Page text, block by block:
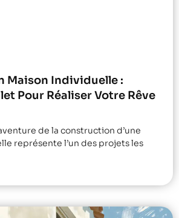
Maison Individuelle :
Pour Réaliser Votre Rêve
de la construction d’une
représente l’un des projets les